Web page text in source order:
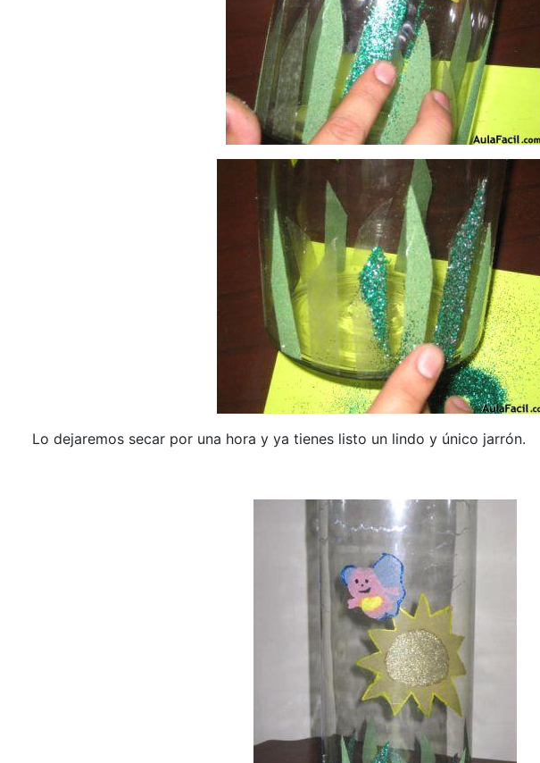
Lo dejaremos secar por una hora y ya tienes listo un lindo y único jarrón.